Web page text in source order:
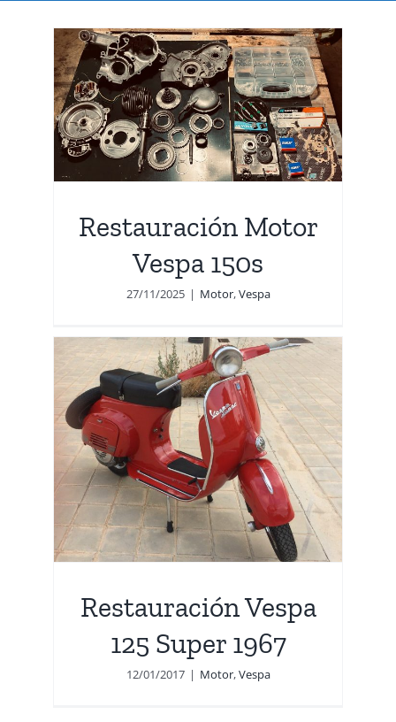
Restauración Motor
Vespa 150s
27/11/2025 | Motor,Vespa
Restauración Vespa
125 Super 1967
12/01/2017 | Motor,Vespa